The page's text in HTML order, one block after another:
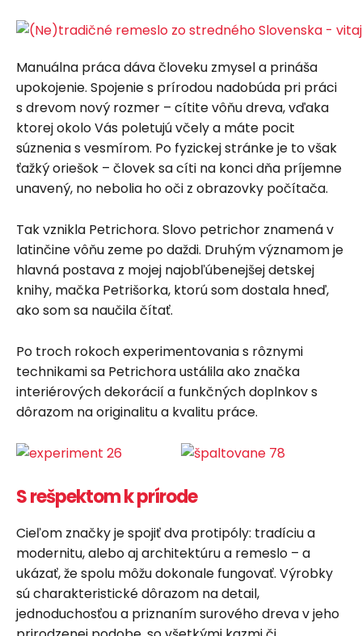
Manuálna práca dáva človeku zmysel a prináša
upokojenie. Spojenie s prírodou nadobúda pri práci
s drevom nový rozmer – cítite vôňu dreva, vďaka
ktorej okolo Vás poletujú včely a máte pocit
súznenia s vesmírom. Po fyzickej stránke je to však
ťažký oriešok – človek sa cíti na konci dňa príjemne
unavený, no nebolia ho oči z obrazovky počítača.
Tak vznikla Petrichora. Slovo petrichor znamená v
latinčine vôňu zeme po daždi. Druhým významom je
hlavná postava z mojej najobľúbenejšej detskej
knihy, mačka Petrišorka, ktorú som dostala hneď,
ako som sa naučila čítať.
Po troch rokoch experimentovania s rôznymi
technikami sa Petrichora ustálila ako značka
interiérových dekorácií a funkčných doplnkov s
dôrazom na originalitu a kvalitu práce.
S rešpektom k prírode
Cieľom značky je spojiť dva protipóly: tradíciu a
modernitu, alebo aj architektúru a remeslo – a
ukázať, že spolu môžu dokonale fungovať. Výrobky
sú charakteristické dôrazom na detail,
jednoduchosťou a priznaním surového dreva v jeho